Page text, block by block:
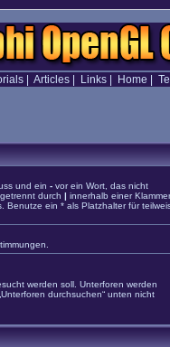
| Articles| Links| Home
und ein - vor ein Wort, das nicht
durch | innerhalb einer
Benutze ein * als Platzhalter für
werden soll. Unterforen werden
durchsuchen“ unten nicht